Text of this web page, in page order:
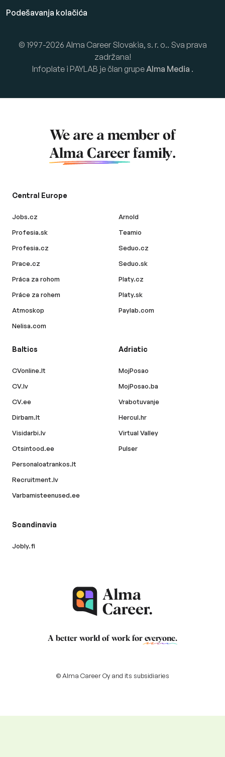
Podešavanja kolačića
© 1997-2026 Alma Career Slovakia, s. r. o.. Sva prava
zadržana!
Infoplate i PAYLAB je član grupeAlma Media .
We are a member of
Alma Career family.
Central Europe
Jobs.cz
Profesia.sk
Profesia.cz
Prace.cz
Práca za rohom
Práce za rohem
Atmoskop
Nelisa.com
Arnold
Teamio
Seduo.cz
Seduo.sk
Platy.cz
Platy.sk
Paylab.com
Baltics
CVonline.lt
CV.lv
CV.ee
Dirbam.lt
Visidarbi.lv
Otsintood.ee
Personaloatrankos.lt
Recruitment.lv
Varbamisteenused.ee
Adriatic
MojPosao
MojPosao.ba
Vrabotuvanje
Hercul.hr
Virtual Valley
Pulser
Scandinavia
Jobly.fi
A better world of work for everyone.
© Alma Career Oy and its subsidiaries